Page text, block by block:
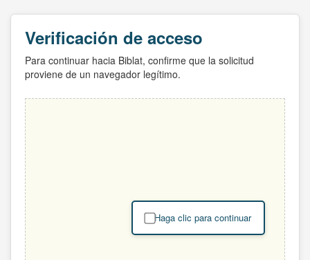
Verificación de acceso
Para continuar hacia Biblat, confirme que la solicitud
proviene de un navegador legítimo.
Haga clic para continuar